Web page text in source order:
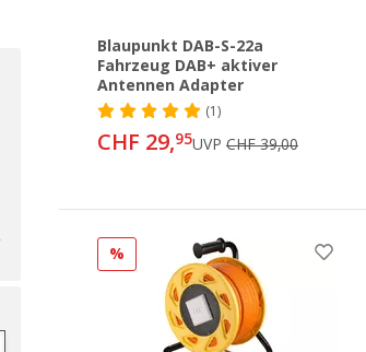
Blaupunkt DAB-S-22a
Fahrzeug DAB+ aktiver
Antennen Adapter
(1)
CHF 29,95UVPCHF 39,00
%